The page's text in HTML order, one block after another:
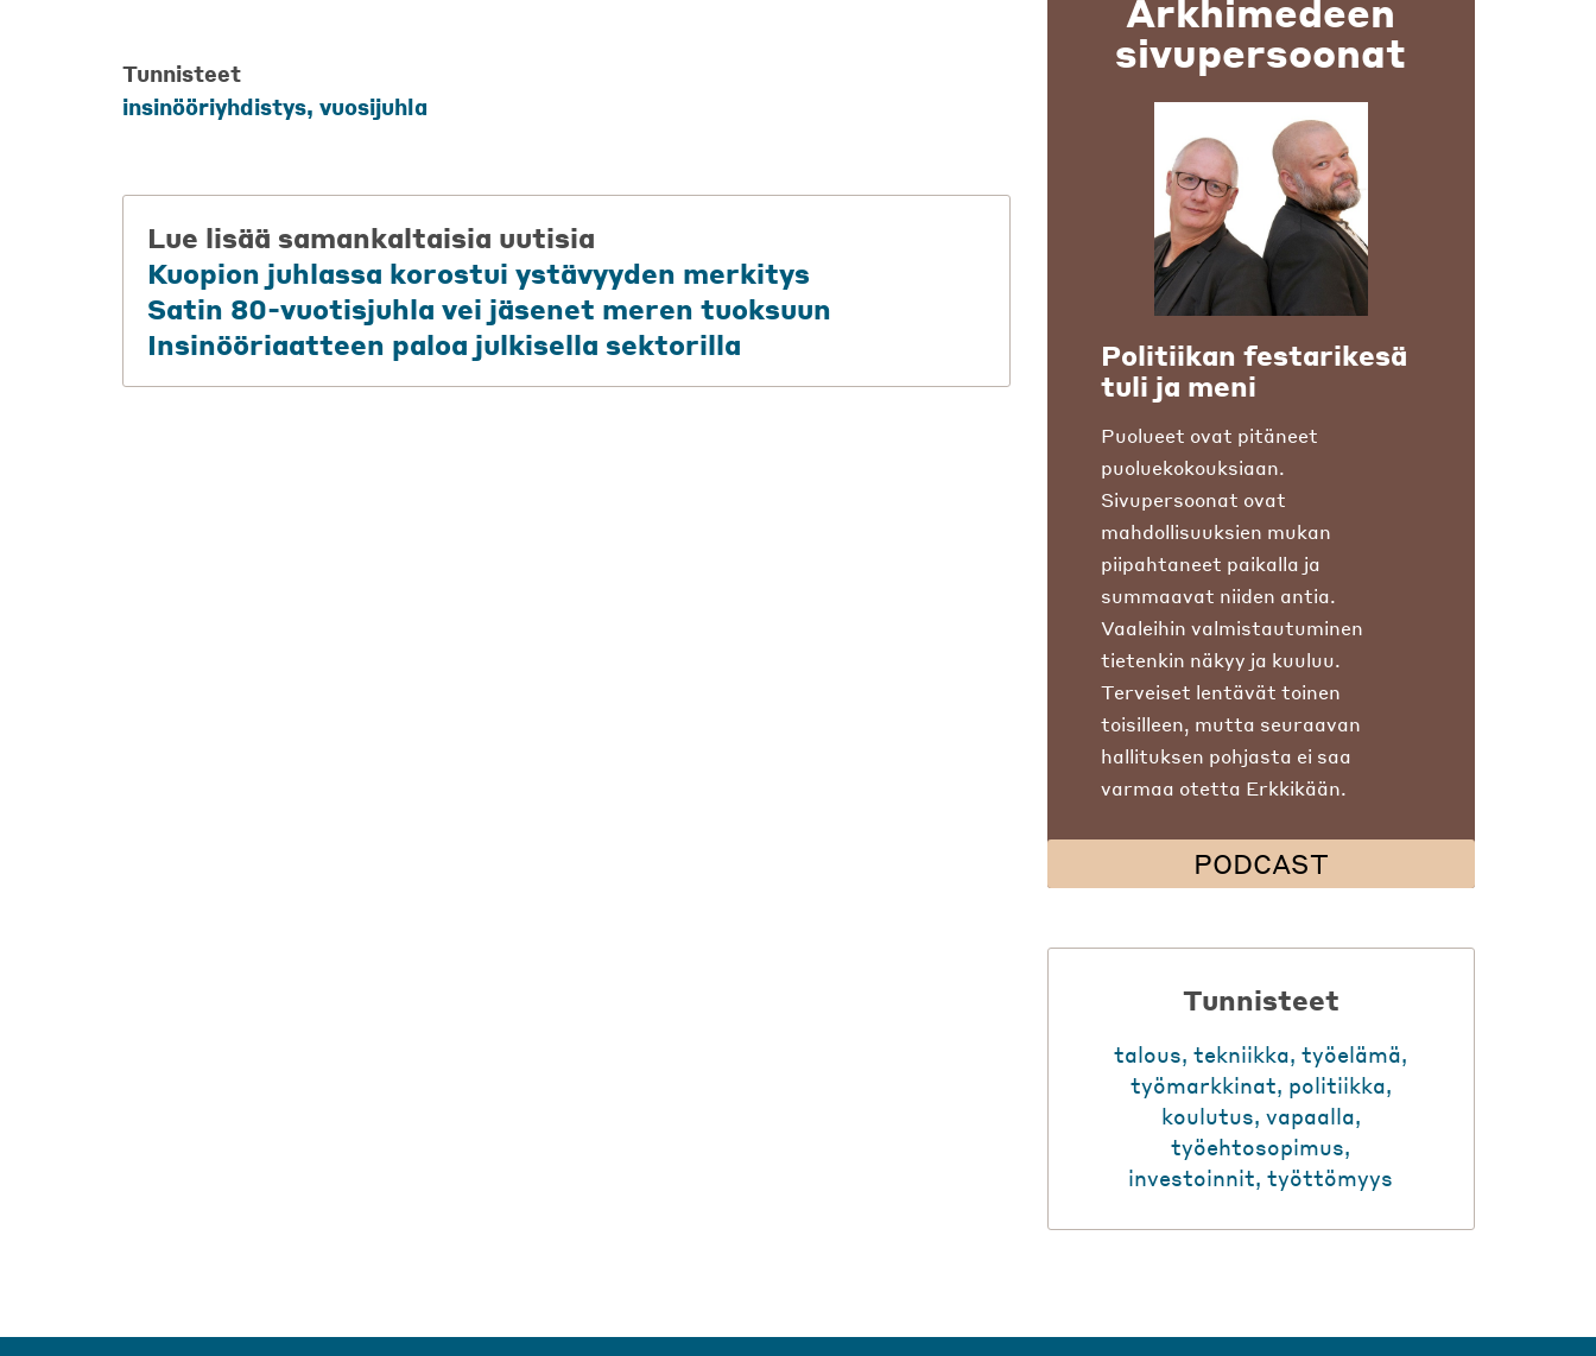
Tunnisteet
insinööriyhdistys, vuosijuhla
Lue lisää samankaltaisia uutisia
Kuopion juhlassa korostui ystävyyden merkitys
Satin 80-vuotisjuhla vei jäsenet meren tuoksuun
Insinööriaatteen paloa julkisella sektorilla
Arkhimedeen
sivupersoonat
Politiikan festarikesä
tuli ja meni
Puolueet ovat pitäneet
puoluekokouksiaan.
Sivupersoonat ovat
mahdollisuuksien mukan
piipahtaneet paikalla ja
summaavat niiden antia.
Vaaleihin valmistautuminen
tietenkin näkyy ja kuuluu.
Terveiset lentävät toinen
toisilleen, mutta seuraavan
hallituksen pohjasta ei saa
varmaa otetta Erkkikään.
PODCAST
Tunnisteet
talous,tekniikka,työelämä,
työmarkkinat, politiikka,
koulutus, vapaalla,
työehtosopimus,
investoinnit,työttömyys